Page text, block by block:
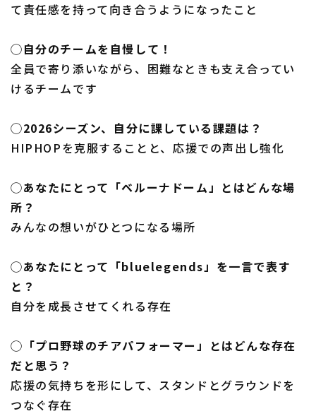
て責任感を持って向き合うようになったこと
◯自分のチームを自慢して！
全員で寄り添いながら、困難なときも支え合ってい
けるチームです
◯2026シーズン、自分に課している課題は？
HIPHOPを克服することと、応援での声出し強化
◯あなたにとって「ベルーナドーム」とはどんな場
所？
みんなの想いがひとつになる場所
◯あなたにとって「bluelegends」を一言で表す
と？
自分を成長させてくれる存在
◯「プロ野球のチアパフォーマー」とはどんな存在
だと思う？
応援の気持ちを形にして、スタンドとグラウンドを
つなぐ存在